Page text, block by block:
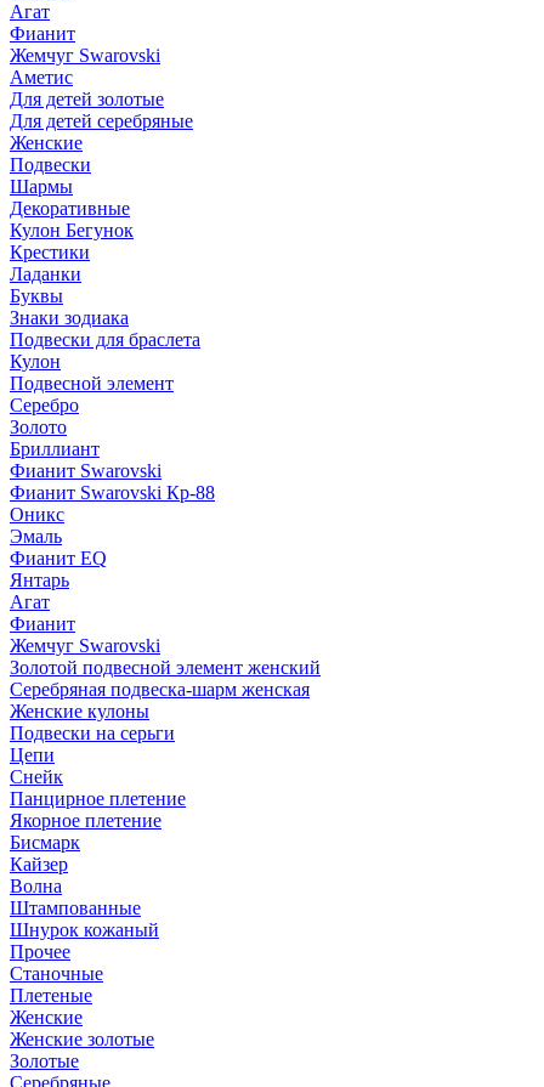
Агат
Фианит
Жемчуг Swarovski
Аметис
Для детей золотые
Для детей серебряные
Женские
Подвески
Шармы
Декоративные
Кулон Бегунок
Крестики
Ладанки
Буквы
Знаки зодиака
Подвески для браслета
Кулон
Подвесной элемент
Серебро
Золото
Бриллиант
Фианит Swarovski
Фианит Swarovski Кр-88
Оникс
Эмаль
Фианит EQ
Янтарь
Агат
Фианит
Жемчуг Swarovski
Золотой подвесной элемент женcкий
Серебряная подвеска-шарм женская
Женские кулоны
Подвески на серьги
Цепи
Снейк
Панцирное плетение
Якорное плетение
Бисмарк
Кайзер
Волна
Штампованные
Шнурок кожаный
Прочее
Станочные
Плетеные
Женские
Женские золотые
Золотые
Серебряные